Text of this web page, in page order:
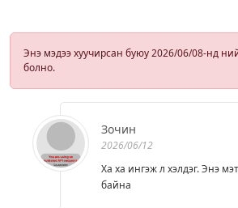
Энэ мэдээ хуучирсан буюу 2026/06/08-нд
болно.
Зочин
2026/06/12
Ха ха ингэж л хэлдэг. Энэ
байна